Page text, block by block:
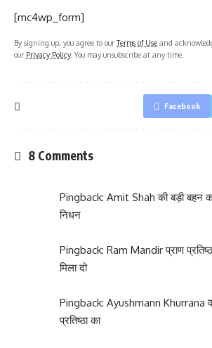
[mc4wp_form]
By signing up, you agree to ourTerms of Use and
our Privacy Policy. You may unsubscribe at any time.
Facebook
8 Comments
Pingback: Amit Shah की बड़ी बहन
निधन
Pingback: Ram Mandir प्राण
मिला दो
Pingback: Ayushmann Khurrana
प्रतिष्ठा का